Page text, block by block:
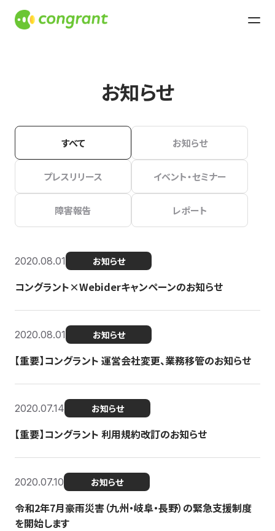
お知らせ
すべて お知らせ
プレスリリース イベント・セミナー
障害報告 レポート
2020.08.01 お知らせ
コングラント×Webiderキャンペーンのお知らせ
2020.08.01 お知らせ
【重要】コングラント 運営会社変更、業務移管のお知らせ
2020.07.14 お知らせ
【重要】コングラント 利用規約改訂のお知らせ
2020.07.10 お知らせ
令和2年7月豪雨災害（九州・岐阜・長野）の緊急支援制度
を開始します